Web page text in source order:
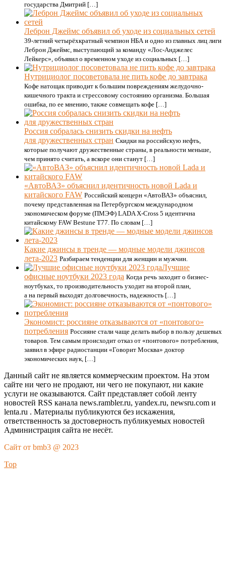
государства Дмитрий […]
Леброн Джеймс объявил об уходе из социальных сетей
39-летний четырёхкратный чемпион НБА и одно из главных лиц лиги
Леброн Джеймс, выступающий за команду «Лос-Анджелес
Лейкерс», объявил о временном уходе из социальных […]
Нутрициолог посоветовала не пить кофе до завтрака
Кофе натощак приводит к большим повреждениям желудочно-
кишечного тракта и стрессовому состоянию организма. Большая
ошибка, по ее мнению, также совмещать кофе […]
Россия собралась снизить скидки на нефть
для дружественных стран Скидки на российскую нефть,
которые получают дружественные страны, в реальности меньше,
чем принято считать, а вскоре они станут […]
«АвтоВАЗ» объяснил идентичность новой Lada и
китайского FAW Российский концерн «АвтоВАЗ» объяснил,
почему представленная на Петербургском международном
экономическом форуме (ПМЭФ) LADA X-Cross 5 идентична
китайскому FAW Bestune T77. По словам […]
Какие джинсы в тренде — модные модели джинсов
лета-2023 Разбираем тенденции для женщин и мужчин.
Лучшие
офисные ноутбуки 2023 года Когда речь заходит о бизнес-
ноутбуках, то производительность уходит на второй план,
а на первый выходят долговечность, надежность […]
Экономист: россияне отказываются от «понтового»
потребления Россияне стали чаще делать выбор в пользу дешевых
товаров. Тем самым происходит отказ от «понтового» потребления,
заявил в эфире радиостанции «Говорит Москва» доктор
экономических наук, […]
Данный сайт не является коммерческим проектом. На этом
сайте ни чего не продают, ни чего не покупают, ни какие
услуги не оказываются. Сайт представляет собой ленту
новостей RSS канала news.rambler.ru, yandex.ru, newsru.com и
lenta.ru . Материалы публикуются без искажения,
ответственность за достоверность публикуемых новостей
Администрация сайта не несёт.
Сайт от bmb3 @ 2023
Top